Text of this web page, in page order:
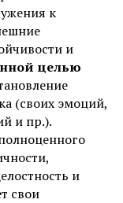
к
и
целью
(своих эмоций,
и пр.).
и
свои